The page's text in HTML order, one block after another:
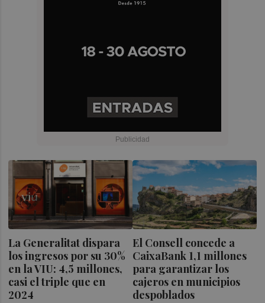
La Generalitat dispara
los ingresos por su 30%
en la VIU: 4,5 millones,
casi el triple que en
2024
El Consell concede a
CaixaBank 1,1 millones
para garantizar los
cajeros en municipios
despoblados